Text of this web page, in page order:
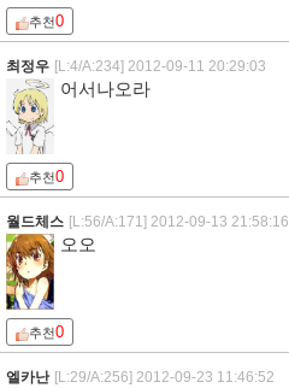
추천0
최정우 [L:4/A:234] 2012-09-11 20:29:03
어서나오라
추천0
월드체스 [L:56/A:171] 2012-09-13 21:58:16
오오
추천0
엘카난 [L:29/A:256] 2012-09-23 11:46:52